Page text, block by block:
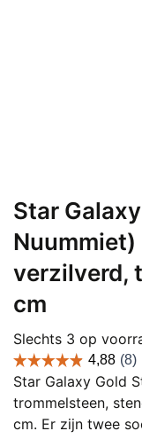
Star
verzilverd,
cm
Slechts 3 op
Star Galaxy Gold
trommelsteen,
cm. Er zijn twee